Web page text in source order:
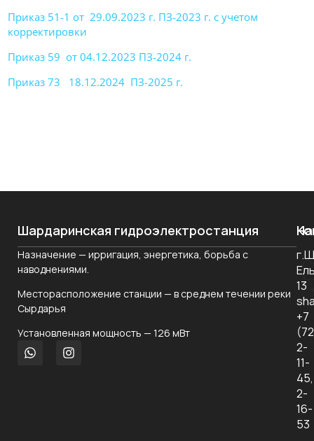
Приказ 51-1 от 29.09.2023 г. ПЗ-2023 г. с учетом
корректировки
Приказ 59 от 04.12.2023 ПЗ-2024 г.
Приказ 73 18.12.2024 ПЗ-2025 г.
Шардаринская гидроэлектростанция
Назначение — ирригация, энергетика, борьба с
наводнениями.
Месторасположение станции — в среднем течении реки
Сырдарья
Установленная мощность — 126 мВт
О
13
+7
2-
11-
45,
2-
16-
53